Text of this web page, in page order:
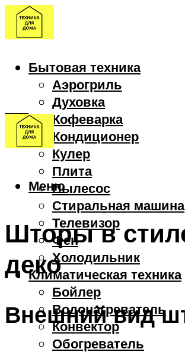
Бытовая техника
Аэрогриль
Духовка
Кофеварка
Кондиционер
Кулер
Плита
Пылесос
Стиральная машина
Телевизор
Фен
Холодильник
Климатическая техника
Бойлер
Водонагреватель
Конвектор
Обогреватель
Меню
Шторы в
деко
Внешний вид